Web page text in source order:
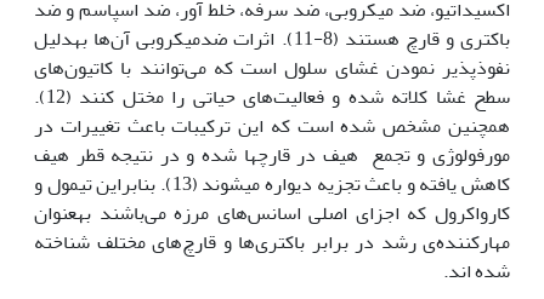
اکسیداتیو، ضد میکروبی، ضد سرفه، خلط آور، ضد اسپاسم و ضد
باکتری و قارچ هستند (8-11). اثرات ضدمیکروبی آن‌ها به‏دلیل
نفوذپذیر نمودن غشای سلول است که می‌توانند با کاتیون‌های
سطح غشا کلاته شده و فعالیت‌های حیاتی را مختل کنند (12).
همچنین مشخص شده است که این ترکیبات باعث تغییرات در
مورفولوژی و تجمع هیف در قارچ‏ها شده و در نتیجه قطر هیف
کاهش یافته و باعث تجزیه دیواره می‏شوند (13). بنابراین تیمول و
کارواکرول که اجزای اصلی اسانس‌های مرزه می‌باشند به‏عنوان
مهارکننده‌ی رشد در برابر باکتری‌ها و قارچ‌های مختلف شناخته
شده اند.